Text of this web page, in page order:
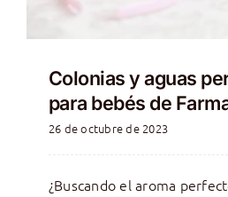
Colonias y aguas
para bebés de
26 de octubre de 2023
¿Buscando el aroma